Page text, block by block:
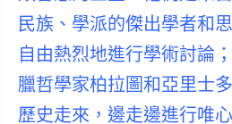
民族、學派的傑出學者和
自由熱烈地進行學術討論
臘哲學家柏拉圖和亞里士
歷史走來，邊走邊進行唯